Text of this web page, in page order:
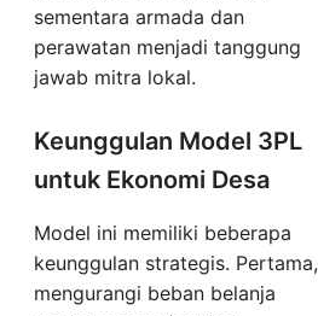
sementara armada dan
perawatan menjadi tanggung
jawab mitra lokal.
Keunggulan Model 3PL
untuk Ekonomi Desa
Model ini memiliki beberapa
keunggulan strategis. Pertama,
mengurangi beban belanja